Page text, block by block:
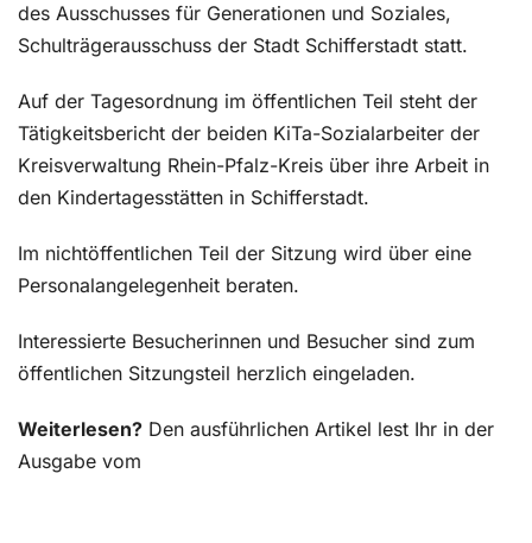
des Ausschusses für Generationen und Soziales,
Schulträgerausschuss der Stadt Schifferstadt statt.
Auf der Tagesordnung im öffentlichen Teil steht der
Tätigkeitsbericht der beiden KiTa-Sozialarbeiter der
Kreisverwaltung Rhein-Pfalz-Kreis über ihre Arbeit in
den Kindertagesstätten in Schifferstadt.
Im nichtöffentlichen Teil der Sitzung wird über eine
Personalangelegenheit beraten.
Interessierte Besucherinnen und Besucher sind zum
öffentlichen Sitzungsteil herzlich eingeladen.
Weiterlesen? Den ausführlichen Artikel lest Ihr in der
Ausgabe vom